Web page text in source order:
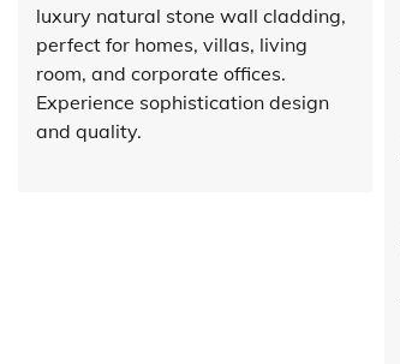
luxury natural stone wall cladding,
perfect for homes, villas, living
room, and corporate offices.
Experience sophistication design
and quality.